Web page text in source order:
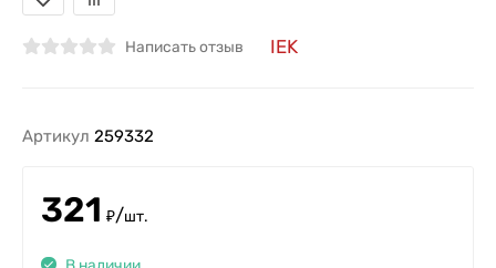
Написать отзыв IEK
Артикул 259332
321 ₽/шт.
В наличии